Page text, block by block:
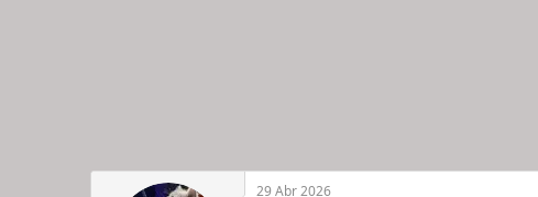
29 Abr 2026